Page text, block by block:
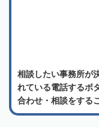
相談したい事務所が
れている電話するボ
合わせ・相談をする